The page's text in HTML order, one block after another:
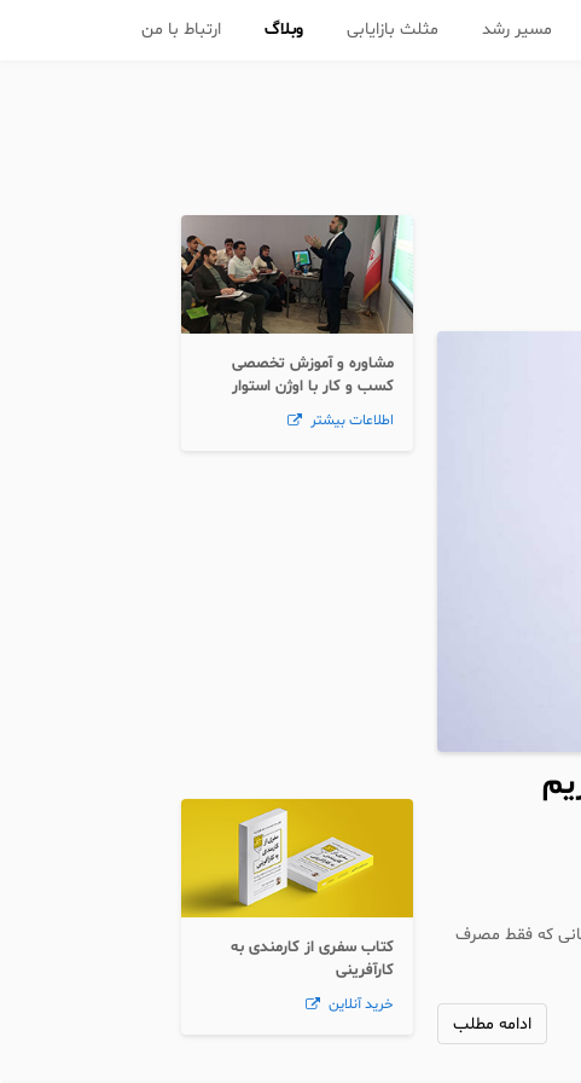
مسیر رشد مثلث بازایابی وبلاگ ارتباط با من
که فقط مصرف
ادامه مطلب
مشاوره و آموزش تخصصی
کسب و کار با اوژن استوار
اطلاعات بیشتر
کتاب سفری از کارمندی به
کارآفرینی
خرید آنلاین